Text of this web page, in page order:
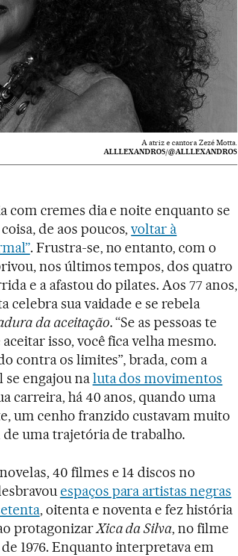
A atriz e cantora Zezé Motta.
ALLLEXANDROS/@ALLLEXANDROS
com cremes dia e noite enquanto se
de aos poucos,voltar à
. Frustra-se, no entanto, com o
nos últimos tempos, dos quatro
e a afastou do pilates. Aos 77 anos,
celebra sua vaidade e se rebela
da aceitação. “Se as pessoas te
isso, você fica velha mesmo.
contra os limites”, brada, com a
se engajou naluta dos movimentos
carreira, há 40 anos, quando uma
um cenho franzido custavam muito
uma trajetória de trabalho.
40 filmes e 14 discos no
espaços para artistas negras
, oitenta e noventa e fez história
protagonizarXica da Silva, no filme
1976. Enquanto interpretava em